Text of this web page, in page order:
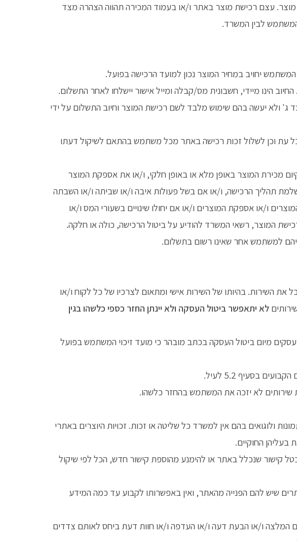
עצם רכישת מוצר באתר ו/או בעמוד המכירה תהווה הצהרה מצד
המשתמש לבין המשרד.
יחויב במחיר המוצר נכון למועד הרכישה בפועל.
הינו מיידי, חשבונית מס/קבלה ומייל אישור יישלחו לאחר התשלום.
ג' ולא יעשה בהם שימוש מלבד לשם רכישת המוצר וחיוב התשלום על ידי
עת וכן לשלול זכות רכישה באתר מכל משתמש בהתאם לשיקול דעתו
מכירת המוצר באופן מלא או באופן חלקי, ו/או את אספקת המוצר
תהליך הרכישה, ו/או אם בשל פעולות איבה ו/או שביתה ו/או השבתה
ו/או אספקת המוצרים ו/או אם יחולו שינויים בשעורי המס ו/או
המוצר, רשאי המשרד להודיע על ביטול הרכישה, כולה או חלקה.
למשתמש אחר שאינו רשום בתשלום.
השירות. בהיותו של השירות אישי ומתאום לצרכיו של כל לקוח ו/או
לא יתאפשר ביטול העסקה ולא יינתן החזר כספי כלשהו בגין
העסקה בכרטיס אשראי, המשרד יעביר את הוראת הביטול לחברת האשראי בתוך 14 ימי עסקים מיום ביטול העסקה בכתב מובהר כי מועד זיכוי המשתמש בפועל
בסעיף 5.2 לעיל.
שירותים לא יזכה את המשתמש בהחזר כלשהו.
ולוגואים בהם אין למשרד כל שליטה או זכות. זכויות היוצרים באתרי
בעליהן החוקיים.
קישור שנכלל באתר או להימנע מהוספת קישור חדש, הכל לפי שיקול
שיש להם הפנייה מהאתר, ואין באפשרותו לקבוע עד כמה המידע
המלצה ו/או הבעת דעה ו/או העדפה ו/או חוות דעת ביחס לאותם צדדים